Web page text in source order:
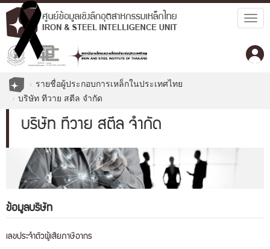
รายชื่อผู้ประกอบการเหล็กในประเทศไทย
บริษัท ทีวาย สตีล จำกัด
บริษัท ทีวาย สตีล จำกัด
ข้อมูลบริษัท
เลขประจำตัวผู้เสียภาษีอากร